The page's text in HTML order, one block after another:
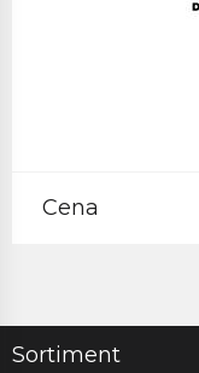
Cena
Sortiment